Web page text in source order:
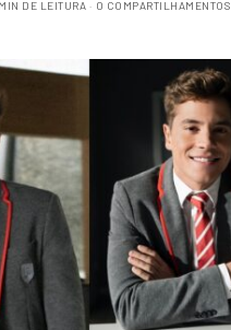
DE LEITURA 0 COMPARTILHAMENTOS